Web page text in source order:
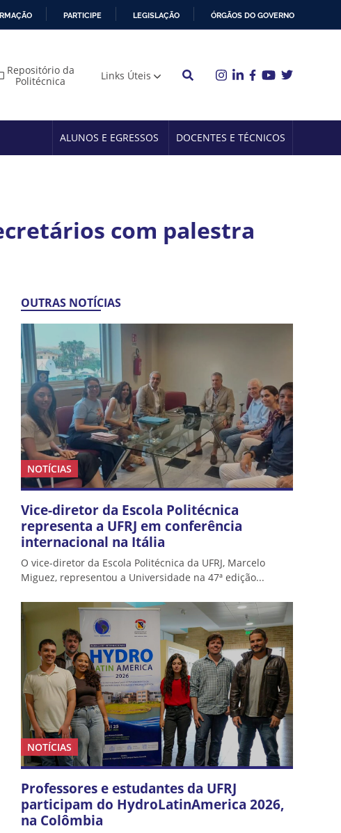
PARTICIPE LEGISLAÇÃO ÓRGÃOS DO GOVERNO
Repositório da
Politécnica
Links Úteis
ALUNOS E EGRESSOS DOCENTES E TÉCNICOS
com palestra
OUTRAS NOTÍCIAS
NOTÍCIAS
Vice-diretor da Escola Politécnica
representa a UFRJ em conferência
internacional na Itália
O vice-diretor da Escola Politécnica da UFRJ, Marcelo
Miguez, representou a Universidade na 47ª edição...
NOTÍCIAS
Professores e estudantes da UFRJ
participam do HydroLatinAmerica 2026,
na Colômbia